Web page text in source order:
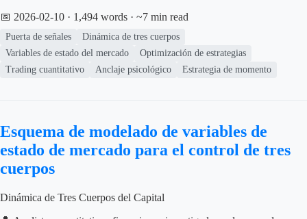
📅 2026-02-10 · 1,494 words · ~7 min read
Puerta de señales
Dinámica de tres cuerpos
Variables de estado del mercado
Optimización de estrategias
Trading cuantitativo
Anclaje psicológico Estrategia de momento
Esquema de modelado de variables de
estado de mercado para el control de tres
cuerpos
Dinámica de Tres Cuerpos del Capital